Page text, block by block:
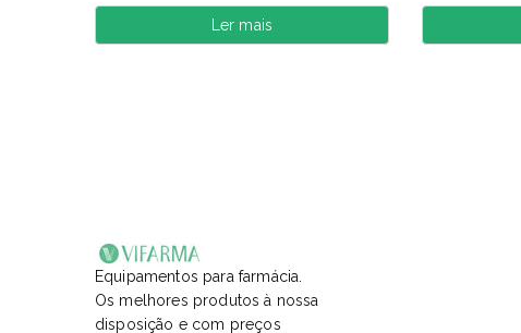
Ler mais
Equipamentos para farmácia.
Os melhores produtos à nossa
disposição e com preços